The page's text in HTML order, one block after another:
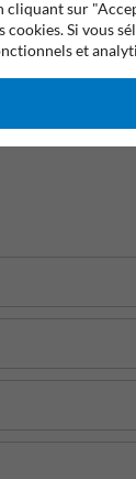
cliquant sur
cookies. Si vous
et